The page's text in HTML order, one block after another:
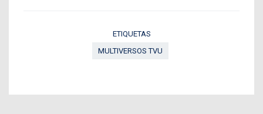
ETIQUETAS
MULTIVERSOS TVU